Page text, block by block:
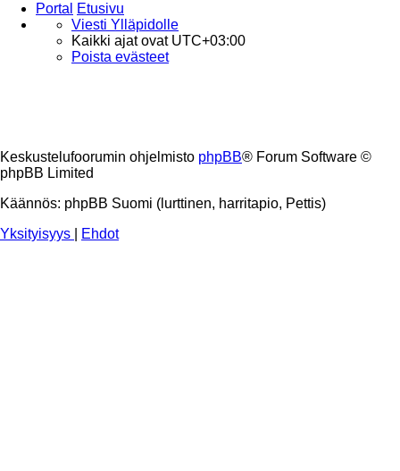
Portal Etusivu
Viesti Ylläpidolle
Kaikki ajat ovat UTC+03:00
Poista evästeet
Keskustelufoorumin ohjelmisto phpBB® Forum Software ©
phpBB Limited
Käännös: phpBB Suomi (lurttinen, harritapio, Pettis)
Yksityisyys
Ehdot